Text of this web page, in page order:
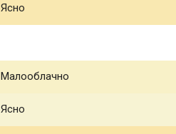
Ясно
Малооблачно
Ясно